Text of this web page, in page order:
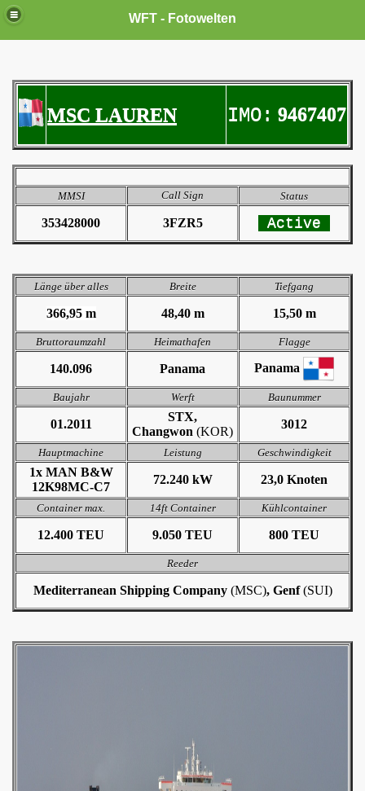
WFT - Fotowelten
MSC LAUREN IMO: 9467407
MMSI Call Sign Status
353428000 3FZR5 Active
Länge über alles Breite Tiefgang
366,95 m 48,40 m 15,50 m
Bruttoraumzahl Heimathafen Flagge
140.096 Panama Panama
Baujahr Werft Baunummer
01.2011
STX,
Changwon (KOR)
3012
Hauptmachine Leistung Geschwindigkeit
1x MAN B&W
12K98MC-C7
72.240 kW 23,0 Knoten
Container max. 14ft Container Kühlcontainer
12.400 TEU 9.050 TEU 800 TEU
Reeder
Mediterranean Shipping Company (MSC), Genf(SUI)